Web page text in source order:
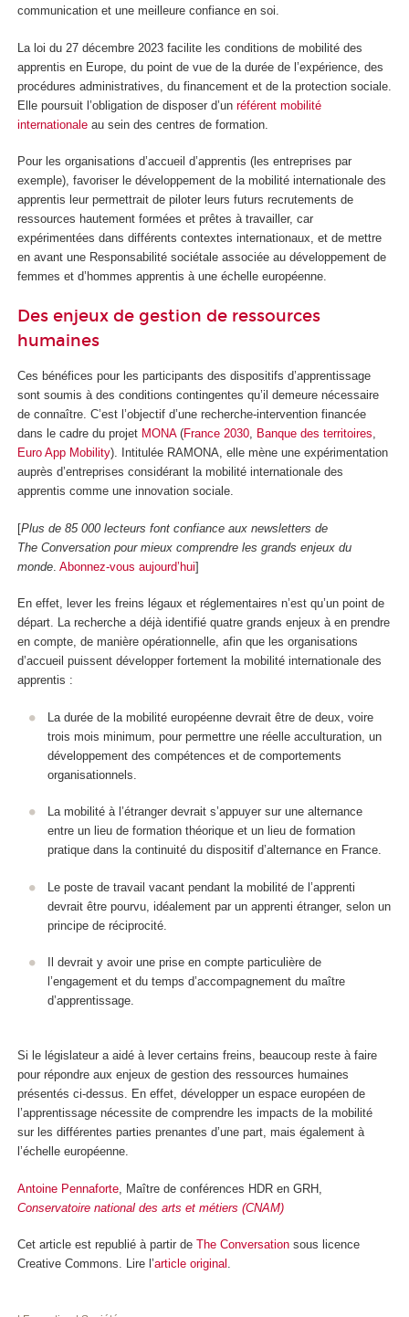
communication et une meilleure confiance en soi.
La loi du 27 décembre 2023 facilite les conditions de mobilité des
apprentis en Europe, du point de vue de la durée de l’expérience, des
procédures administratives, du financement et de la protection sociale.
Elle poursuit l’obligation de disposer d’un référent mobilité
internationale au sein des centres de formation.
Pour les organisations d’accueil d’apprentis (les entreprises par
exemple), favoriser le développement de la mobilité internationale des
apprentis leur permettrait de piloter leurs futurs recrutements de
ressources hautement formées et prêtes à travailler, car
expérimentées dans différents contextes internationaux, et de mettre
en avant une Responsabilité sociétale associée au développement de
femmes et d’hommes apprentis à une échelle européenne.
Des enjeux de gestion de ressources
humaines
Ces bénéfices pour les participants des dispositifs d’apprentissage
sont soumis à des conditions contingentes qu’il demeure nécessaire
de connaître. C’est l’objectif d’une recherche-intervention financée
dans le cadre du projet MONA(France 2030, Banque des territoires,
Euro App Mobility). Intitulée RAMONA, elle mène une expérimentation
auprès d’entreprises considérant la mobilité internationale des
apprentis comme une innovation sociale.
[Plus de 85 000 lecteurs font confiance aux newsletters de
The Conversation pour mieux comprendre les grands enjeux du
monde Abonnez-vous aujourd’hui]
En effet, lever les freins légaux et réglementaires n’est qu’un point de
départ. La recherche a déjà identifié quatre grands enjeux à en prendre
en compte, de manière opérationnelle, afin que les organisations
d’accueil puissent développer fortement la mobilité internationale des
apprentis :
La durée de la mobilité européenne devrait être de deux, voire
trois mois minimum, pour permettre une réelle acculturation, un
développement des compétences et de comportements
organisationnels.
La mobilité à l’étranger devrait s’appuyer sur une alternance
entre un lieu de formation théorique et un lieu de formation
pratique dans la continuité du dispositif d’alternance en France.
Le poste de travail vacant pendant la mobilité de l’apprenti
devrait être pourvu, idéalement par un apprenti étranger, selon un
principe de réciprocité.
Il devrait y avoir une prise en compte particulière de
l’engagement et du temps d’accompagnement du maître
d’apprentissage.
Si le législateur a aidé à lever certains freins, beaucoup reste à faire
pour répondre aux enjeux de gestion des ressources humaines
présentés ci-dessus. En effet, développer un espace européen de
l’apprentissage nécessite de comprendre les impacts de la mobilité
sur les différentes parties prenantes d’une part, mais également à
l’échelle européenne.
Antoine Pennaforte , Maître de conférences HDR en GRH,
Conservatoire national des arts et métiers (CNAM)
Cet article est republié à partir de The Conversation sous licence
Creative Commons. Lire l’article original .